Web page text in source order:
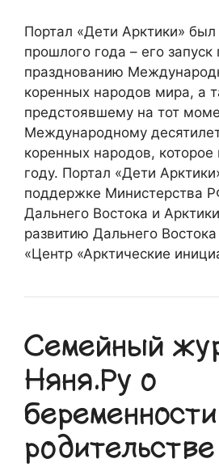
Портал «Дети Арктики» был
прошлого года – его запуск
празднованию
коренных народов мира, а
предстоявшему на тот
Международному
коренных народов, которое
году. Портал «Дети
поддержке Министерства
Дальнего Востока и
развитию Дальнего
«Центр «Арктические
Семейный
Няня.Ру о
родительстве